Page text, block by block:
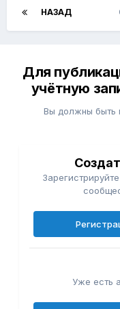
НАЗАД
Для
учётную
Вы должны быть
Уже есть